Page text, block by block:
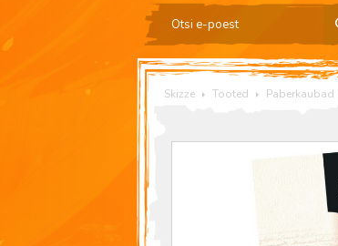
Skizze Tooted Paberkaubad